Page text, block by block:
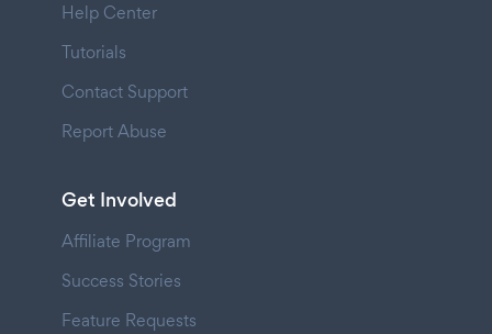
Help Center
Tutorials
Contact Support
Report Abuse
Get Involved
Affiliate Program
Success Stories
Feature Requests